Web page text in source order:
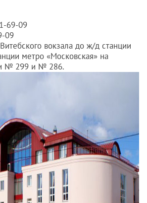
69-09
09
вокзала до ж/д станции
метро «Московская» на
№ 299 и № 286.